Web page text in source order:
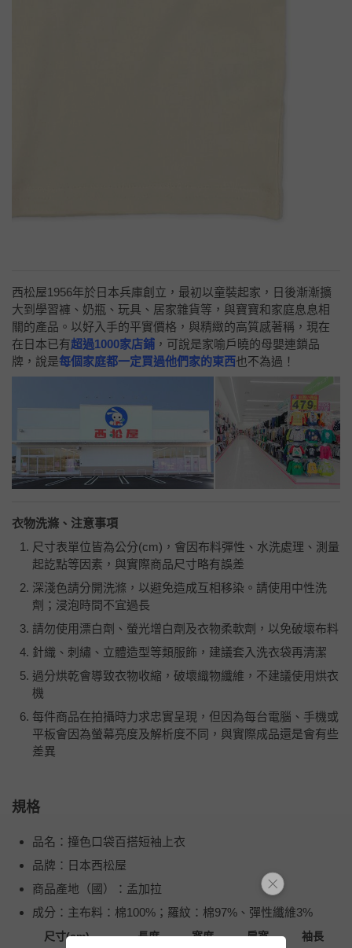
西松屋1956年於日本兵庫創立，最初以童裝起家，日後漸漸擴
大到學習褲、奶瓶、玩具、居家雜貨等，與寶寶和家庭息息相
關的產品。以好入手的平實價格，與精緻的高質感著稱，現在
在日本已有超過1000家店鋪 ，可說是家喻戶曉的母嬰連鎖品
牌，說是每個家庭都一定買過他們家的東西也不為過！
衣物洗滌、注意事項
尺寸表單位皆為公分(cm) ，會因布料彈性、水洗處理、測量
起訖點等因素，與實際商品尺寸略有誤差
深淺色請分開洗滌，以避免造成互相移染。請使用中性洗
劑；浸泡時間不宜過長
請勿使用漂白劑、螢光增白劑及衣物柔軟劑，以免破壞布料
針織、刺繡、立體造型等類服飾，建議套入洗衣袋再清潔
過分烘乾會導致衣物收縮，破壞織物纖維，不建議使用烘衣
機
每件商品在拍攝時力求忠實呈現，但因為每台電腦、手機或
平板會因為螢幕亮度及解析度不同，與實際成品還是會有些
差異
規格
品名：撞色口袋百搭短袖上衣
品牌：日本西松屋
商品產地（國）：孟加拉
成分：主布料：棉100%；羅紋：棉97%、彈性纖維3%
尺寸(cm) 長度 寬度 肩寬
袖長